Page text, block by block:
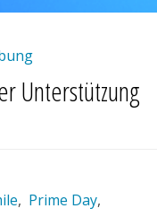
Unterstützung
, Prime Day,